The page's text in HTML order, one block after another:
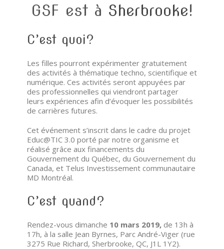
GSF est à Sherbrooke!
C’est quoi?
Les filles pourront expérimenter gratuitement
des activités à thématique techno, scientifique et
numérique. Ces activités seront appuyées par
des professionnelles qui viendront partager
leurs expériences afin d’évoquer les possibilités
de carrières futures.
Cet événement s’inscrit dans le cadre du projet
Educ@TIC 3.0 porté par notre organisme et
réalisé grâce aux financements du
Gouvernement du Québec, du Gouvernement du
Canada, et Telus Investissement communautaire
MD Montréal.
C’est quand?
Rendez-vous dimanche 10 mars 2019, de 13h à
17h, à la salle Jean Byrnes, Parc André-Viger (rue
3275 Rue Richard, Sherbrooke, QC, J1L 1Y2).